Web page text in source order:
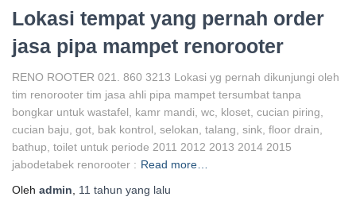
Lokasi tempat yang pernah order
jasa pipa mampet renorooter
RENO ROOTER 021. 860 3213 Lokasi yg pernah dikunjungi oleh
tim renorooter tim jasa ahli pipa mampet tersumbat tanpa
bongkar untuk wastafel, kamr mandi, wc, kloset, cucian piring,
cucian baju, got, bak kontrol, selokan, talang, sink, floor drain,
bathup, toilet untuk periode 2011 2012 2013 2014 2015
jabodetabek renorooter : Read more…
Oleh admin 11 tahun yang lalu